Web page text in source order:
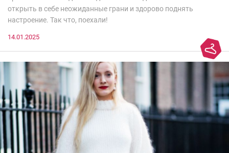
открыть в себе неожиданные грани и здорово поднять
настроение. Так что, поехали!
14.01.2025